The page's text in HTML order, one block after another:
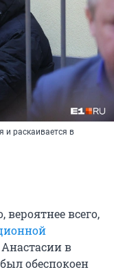
и раскаивается в
вероятнее всего,
Анастасии в
обеспокоен